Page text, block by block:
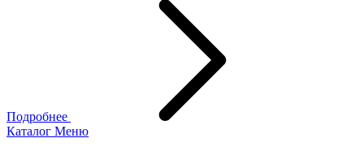
Подробнее
Каталог Меню